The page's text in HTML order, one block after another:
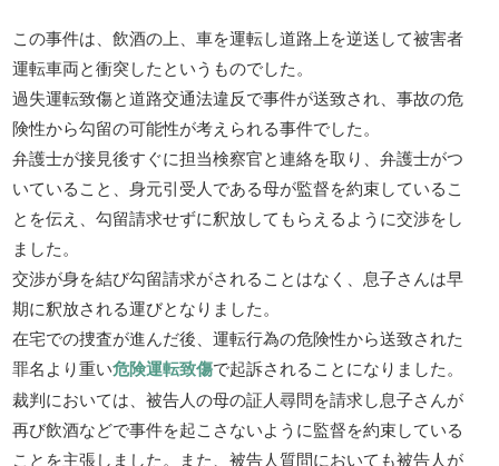
この事件は、飲酒の上、車を運転し道路上を逆送して被害者
運転車両と衝突したというものでした。
過失運転致傷と道路交通法違反で事件が送致され、事故の危
険性から勾留の可能性が考えられる事件でした。
弁護士が接見後すぐに担当検察官と連絡を取り、弁護士がつ
いていること、身元引受人である母が監督を約束しているこ
とを伝え、勾留請求せずに釈放してもらえるように交渉をし
ました。
交渉が身を結び勾留請求がされることはなく、息子さんは早
期に釈放される運びとなりました。
在宅での捜査が進んだ後、運転行為の危険性から送致された
罪名より重い危険運転致傷で起訴されることになりました。
裁判においては、被告人の母の証人尋問を請求し息子さんが
再び飲酒などで事件を起こさないように監督を約束している
ことを主張しました。また、被告人質問においても被告人が